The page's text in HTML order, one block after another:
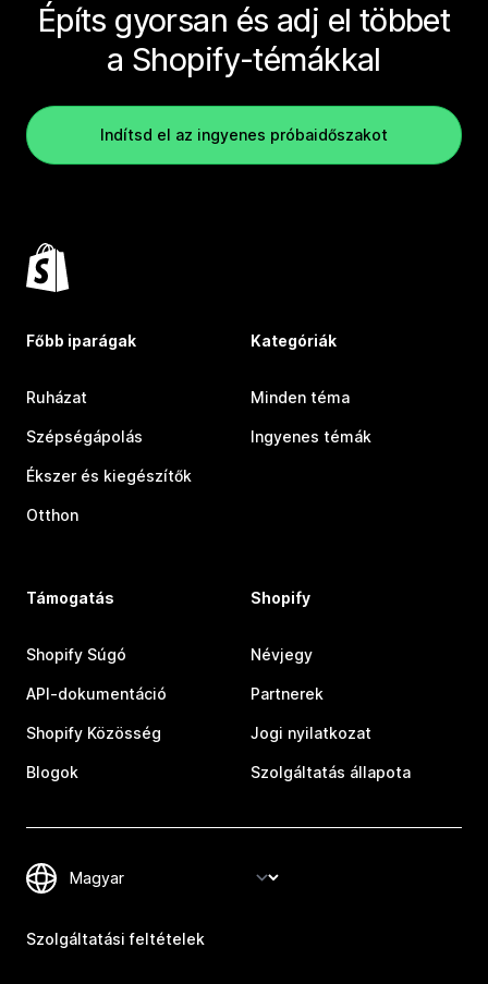
Építs gyorsan és adj el többet
a Shopify-témákkal
Indítsd el az ingyenes próbaidőszakot
Főbb iparágak
Ruházat
Szépségápolás
Ékszer és kiegészítők
Otthon
Kategóriák
Minden téma
Ingyenes témák
Támogatás
Shopify Súgó
API-dokumentáció
Shopify Közösség
Blogok
Shopify
Névjegy
Partnerek
Jogi nyilatkozat
Szolgáltatás állapota
Szolgáltatási feltételek